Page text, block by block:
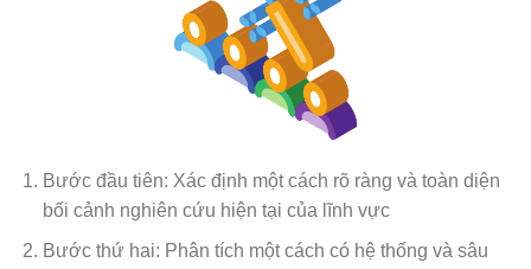
Bước đầu tiên: Xác định một cách rõ ràng và toàn diện
bối cảnh nghiên cứu hiện tại của lĩnh vực
Bước thứ hai: Phân tích một cách có hệ thống và sâu